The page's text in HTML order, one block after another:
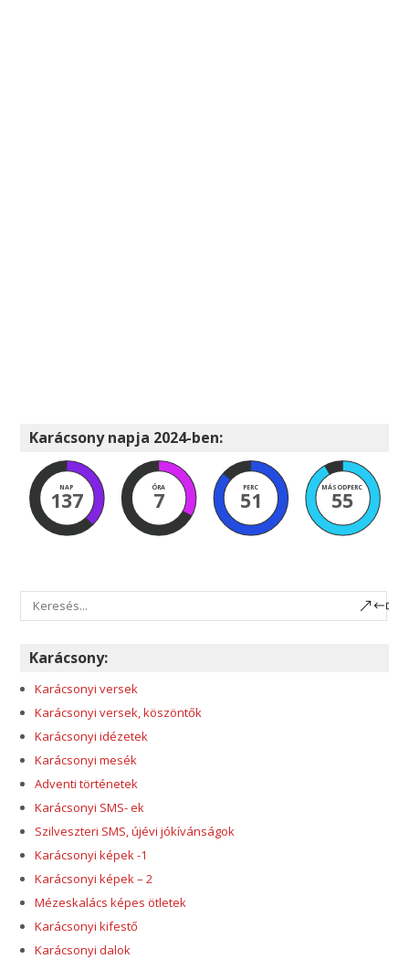
Karácsony napja 2024-ben:
NAP
137
ÓRA
7
PERC
51
MÁSODPERC
54
Karácsony:
Karácsonyi versek
Karácsonyi versek, köszöntők
Karácsonyi idézetek
Karácsonyi mesék
Adventi történetek
Karácsonyi SMS- ek
Szilveszteri SMS, újévi jókívánságok
Karácsonyi képek -1
Karácsonyi képek – 2
Mézeskalács képes ötletek
Karácsonyi kifestő
Karácsonyi dalok